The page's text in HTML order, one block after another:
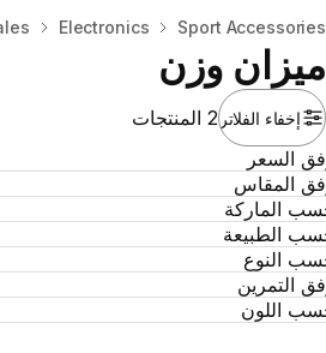
المنزل
Sport Accessories
Electronics
ميزان وزن
إخفاء الفلاتر2 المنتجات
السعر
المقاس
الماركة
الطبيعة
النوع
التمرين
اللون